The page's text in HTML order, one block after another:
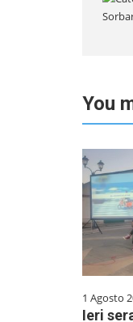
You
1 Agosto
Ieri